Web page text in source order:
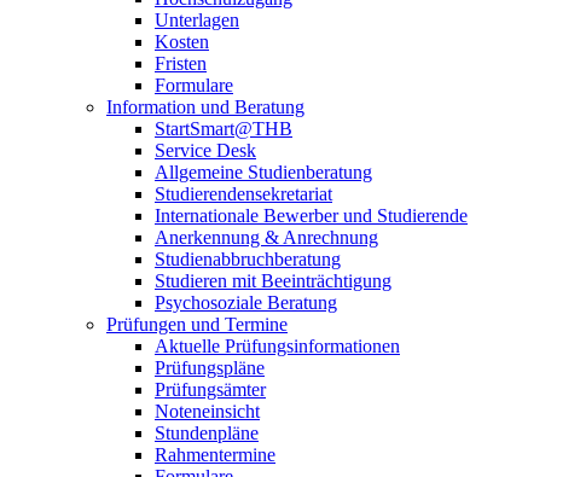
Unterlagen
Kosten
Fristen
Formulare
Information und Beratung
StartSmart@THB
Service Desk
Allgemeine Studienberatung
Studierendensekretariat
Internationale Bewerber und Studierende
Anerkennung & Anrechnung
Studienabbruchberatung
Studieren mit Beeinträchtigung
Psychosoziale Beratung
Prüfungen und Termine
Aktuelle Prüfungsinformationen
Prüfungspläne
Prüfungsämter
Noteneinsicht
Stundenpläne
Rahmentermine